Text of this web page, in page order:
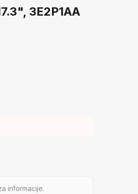
3E2P1AA
informacije.